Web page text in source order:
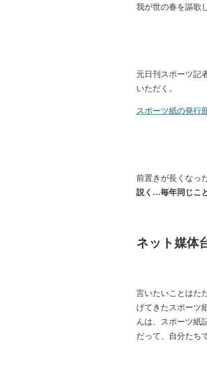
我が世の春を謳歌
元日刊スポーツ記
いただく。
スポーツ紙の発行
前置きが長くなっ
説く…毎年同じこ
ネット媒体
言いたいことはた
げてきたスポーツ
んは、スポーツ紙
だって、自分たち